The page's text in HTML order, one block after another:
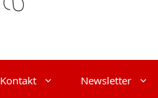
Kontakt Newsletter